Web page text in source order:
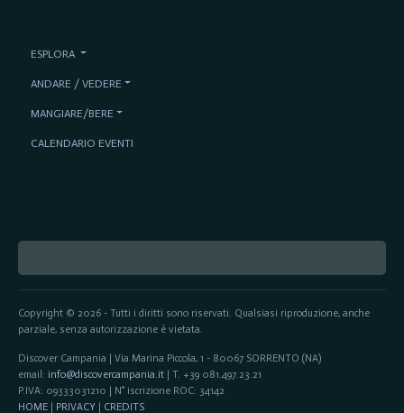
Copyright © 2026 - Tutti i diritti sono riservati. Qualsiasi riproduzione, anche
parziale, senza autorizzazione è vietata.
Discover Campania | Via Marina Piccola, 1 - 80067 SORRENTO (NA)
email: info@discovercampania.it| T. +39 081.497.23.21
P.IVA: 09333031210 | N° iscrizione ROC: 34142
HOME| PRIVACY | CREDITS
ESPLORA
ANDARE / VEDERE
MANGIARE/BERE
CALENDARIO EVENTI